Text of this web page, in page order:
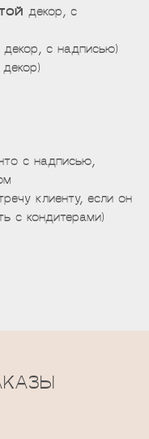
декор, с
декор, с надписью)
декор)
с надписью,
клиенту, если он
с кондитерами)